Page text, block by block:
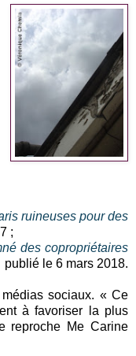
ruineuses pour des
;
des copropriétaires
le 6 mars 2018.
sociaux. « Ce
à favoriser la plus
reproche Me Carine